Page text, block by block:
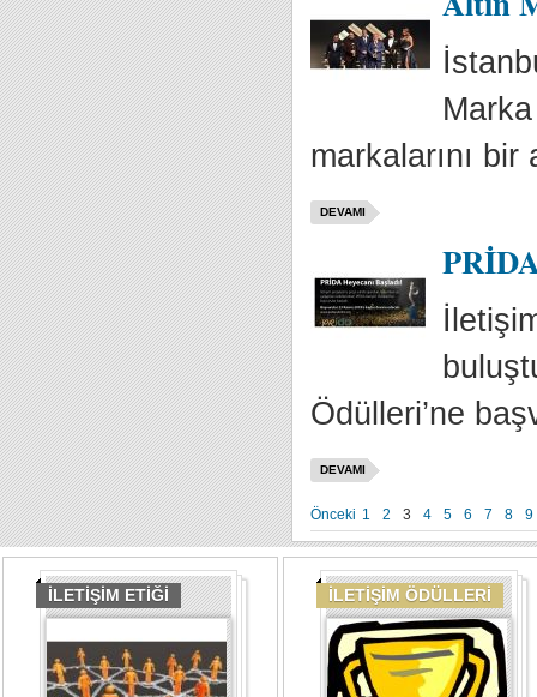
markalarını bir
DEVAMI
Ödülleri’ne
DEVAMI
Önceki 1 2 3 4 5 6 7 8 9
İLETİŞİM ETİĞİ İLETİŞİM ÖDÜLLERİ